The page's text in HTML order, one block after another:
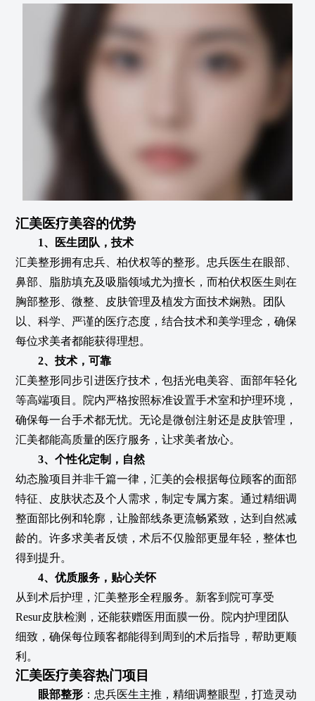
汇美医疗美容的优势
1、医生团队，技术
汇美整形拥有忠兵、柏伏权等的整形。忠兵医生在眼部、
鼻部、脂肪填充及吸脂领域尤为擅长，而柏伏权医生则在
胸部整形、微整、皮肤管理及植发方面技术娴熟。团队
以、科学、严谨的医疗态度，结合技术和美学理念，确保
每位求美者都能获得理想。
2、技术，可靠
汇美整形同步引进医疗技术，包括光电美容、面部年轻化
等高端项目。院内严格按照标准设置手术室和护理环境，
确保每一台手术都无忧。无论是微创注射还是皮肤管理，
汇美都能高质量的医疗服务，让求美者放心。
3、个性化定制，自然
幼态脸项目并非千篇一律，汇美的会根据每位顾客的面部
特征、皮肤状态及个人需求，制定专属方案。通过精细调
整面部比例和轮廓，让脸部线条更流畅紧致，达到自然减
龄的。许多求美者反馈，术后不仅脸部更显年轻，整体也
得到提升。
4、优质服务，贴心关怀
从到术后护理，汇美整形全程服务。新客到院可享受
Resur皮肤检测，还能获赠医用面膜一份。院内护理团队
细致，确保每位顾客都能得到周到的术后指导，帮助更顺
利。
汇美医疗美容热门项目
眼部整形 ：忠兵医生主推，精细调整眼型，打造灵动